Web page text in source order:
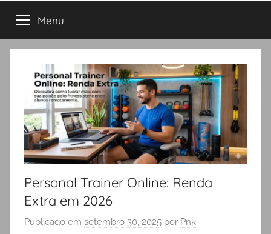
Menu
Personal Trainer Online: Renda
Extra em 2026
Publicado em setembro 30, 2025 por Pnk